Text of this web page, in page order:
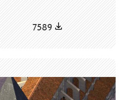
7589